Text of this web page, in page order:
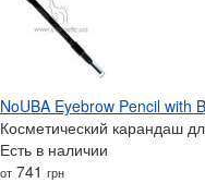
NoUBA Eyebrow Pencil with
Косметический карандаш
Есть в наличии
от 741 грн